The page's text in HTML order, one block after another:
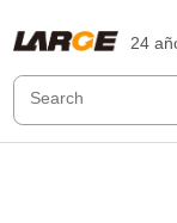
24